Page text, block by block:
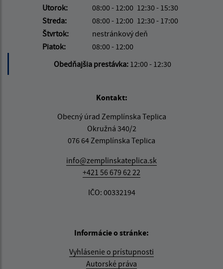
Utorok:
08:00 - 12:00 12:30 - 15:30
Streda:
08:00 - 12:00 12:30 - 17:00
Štvrtok:
nestránkový deň
Piatok:
08:00 - 12:00
Obedňajšia prestávka: 12:00 - 12:30
Kontakt:
Obecný úrad Zemplínska Teplica
Okružná 340/2
076 64 Zemplínska Teplica
info@zemplinskateplica.sk
+421 56 679 62 22
IČO: 00332194
Informácie o stránke:
Vyhlásenie o prístupnosti
Autorské práva